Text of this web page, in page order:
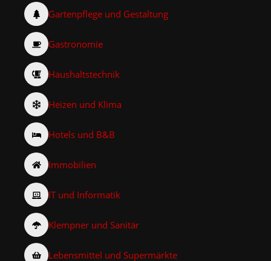
Gartenpflege und Gestaltung
Gastronomie
Haushaltstechnik
Heizen und Klima
Hotels und B&B
Immobilien
IT und Informatik
Klempner und Sanitär
Lebensmittel und Supermärkte